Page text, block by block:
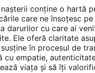
conține o hartă
care ne însoțesc
cu care ai
Ele oferă claritate
în procesul de
empatie,
viața și să îți